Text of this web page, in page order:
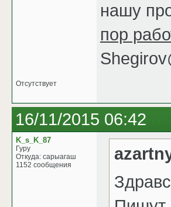
нашу
пор
Отсутствует
16/11/2015 06:42
K_s_K_87
Гуру
Откуда: сарыагаш
1152 сообщения